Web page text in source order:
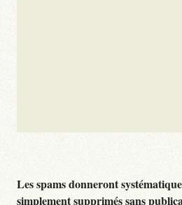
Les spams donneront
simplement supprimés sans